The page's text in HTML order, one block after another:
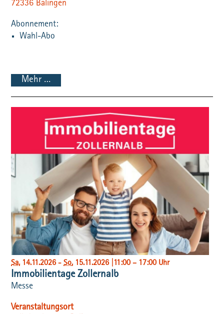
72336 Balingen
Wahl-Abo
Mehr …
Sa, 14.11.2026-So, 15.11.2026 11:00 – 17:00 Uhr
Immobilientage Zollernalb
Messe
Veranstaltungsort